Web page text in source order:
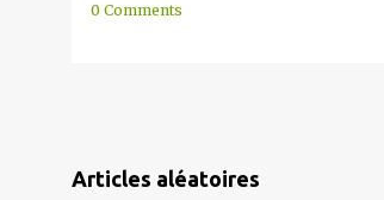
0 Comments
Articles aléatoires